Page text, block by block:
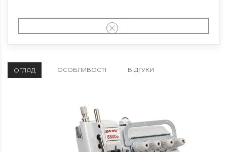
ОГЛЯД ОСОБЛИВОСТІ ВІДГУКИ